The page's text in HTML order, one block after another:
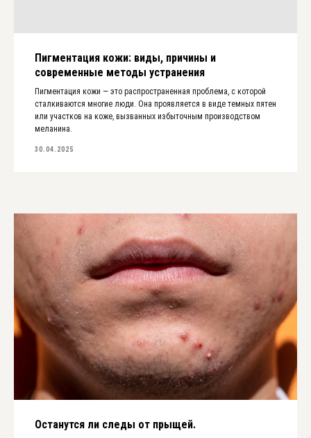
Пигментация кожи: виды, причины и
современные методы устранения
Пигментация кожи — это распространенная проблема, с которой
сталкиваются многие люди. Она проявляется в виде темных пятен
или участков на коже, вызванных избыточным производством
меланина.
30.04.2025
Останутся ли следы от прыщей.